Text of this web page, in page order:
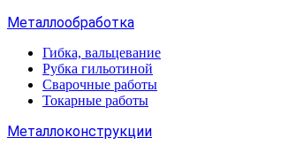
Металлообработка
Гибка, вальцевание
Рубка гильотиной
Сварочные работы
Токарные работы
Металлоконструкции